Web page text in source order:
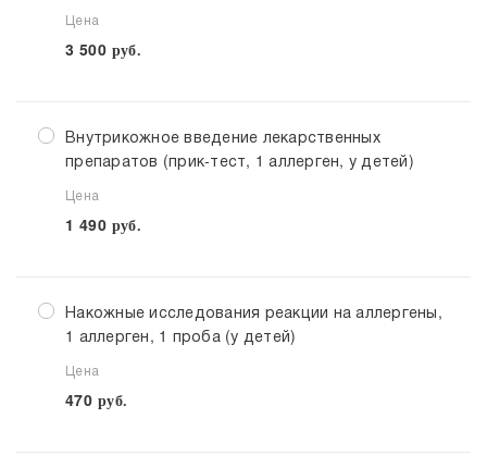
Цена
3 500 руб.
Внутрикожное введение лекарственных
препаратов (прик-тест, 1 аллерген, у детей)
Цена
1 490 руб.
Накожные исследования реакции на аллергены,
1 аллерген, 1 проба (у детей)
Цена
470 руб.